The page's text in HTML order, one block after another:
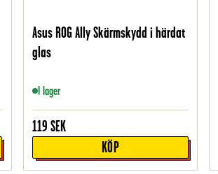
Asus ROG Ally Skärmskydd i härdat
glas
I lager
119 SEK
KÖP